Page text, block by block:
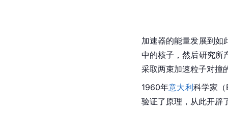
加速器的能量发展到如
中的核子，然后研究所
采取两束加速粒子对撞
1960年意大利科学家
验证了原理，从此开辟